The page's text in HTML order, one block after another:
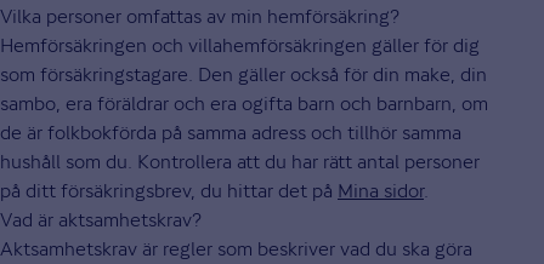
Vilka personer omfattas av min hemförsäkring?
Hemförsäkringen och villahemförsäkringen gäller för dig
som försäkringstagare. Den gäller också för din make, din
sambo, era föräldrar och era ogifta barn och barnbarn, om
de är folkbokförda på samma adress och tillhör samma
hushåll som du. Kontrollera att du har rätt antal personer
på ditt försäkringsbrev, du hittar det på Mina sidor.
Vad är aktsamhetskrav?
Aktsamhetskrav är regler som beskriver vad du ska göra